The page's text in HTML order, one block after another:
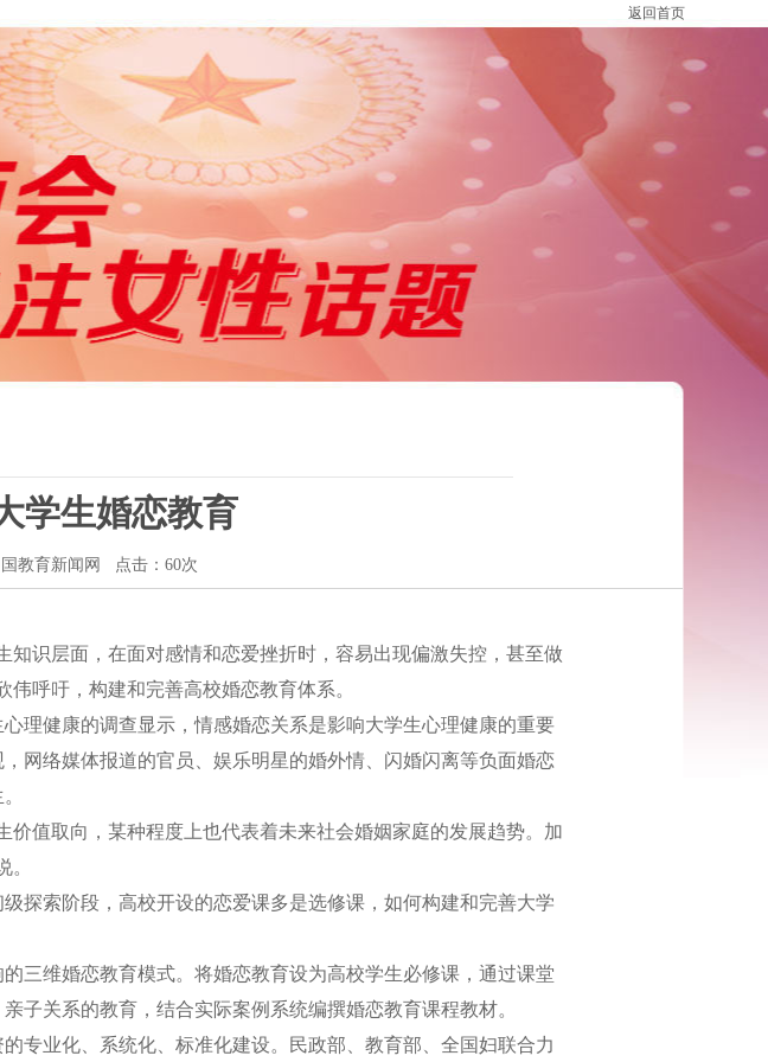
返回首页
学生婚恋教育
教育新闻网 点击： 60次
识层面，在面对感情和恋爱挫折时，容易出现偏激失控，甚至做
呼吁，构建和完善高校婚恋教育体系。
健康的调查显示，情感婚恋关系是影响大学生心理健康的重要
网络媒体报道的官员、娱乐明星的婚外情、闪婚闪离等负面婚恋
值取向，某种程度上也代表着未来社会婚姻家庭的发展趋势。加
。
索阶段，高校开设的恋爱课多是选修课，如何构建和完善大学
维婚恋教育模式。将婚恋教育设为高校学生必修课，通过课堂
子关系的教育，结合实际案例系统编撰婚恋教育课程教材。
业化、系统化、标准化建设。民政部、教育部、全国妇联合力